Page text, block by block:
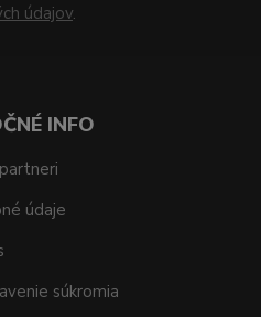
údajov.
INFO
údaje
súkromia